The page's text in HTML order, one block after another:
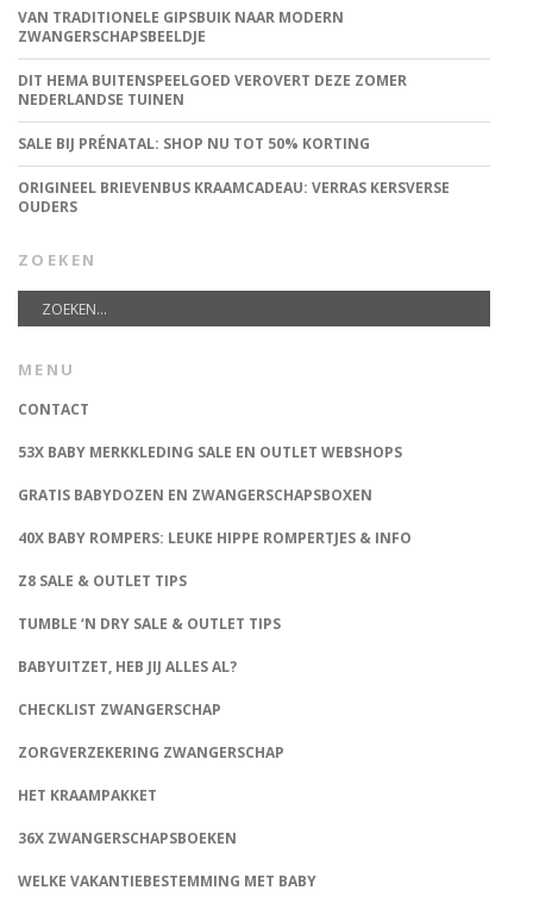
VAN TRADITIONELE GIPSBUIK NAAR MODERN
ZWANGERSCHAPSBEELDJE
DIT HEMA BUITENSPEELGOED VEROVERT DEZE ZOMER
NEDERLANDSE TUINEN
SALE BIJ PRÉNATAL: SHOP NU TOT 50% KORTING
ORIGINEEL BRIEVENBUS KRAAMCADEAU: VERRAS KERSVERSE
OUDERS
ZOEKEN
MENU
CONTACT
53X BABY MERKKLEDING SALE EN OUTLET WEBSHOPS
GRATIS BABYDOZEN EN ZWANGERSCHAPSBOXEN
40X BABY ROMPERS: LEUKE HIPPE ROMPERTJES & INFO
Z8 SALE & OUTLET TIPS
TUMBLE ‘N DRY SALE & OUTLET TIPS
BABYUITZET, HEB JIJ ALLES AL?
CHECKLIST ZWANGERSCHAP
ZORGVERZEKERING ZWANGERSCHAP
HET KRAAMPAKKET
36X ZWANGERSCHAPSBOEKEN
WELKE VAKANTIEBESTEMMING MET BABY